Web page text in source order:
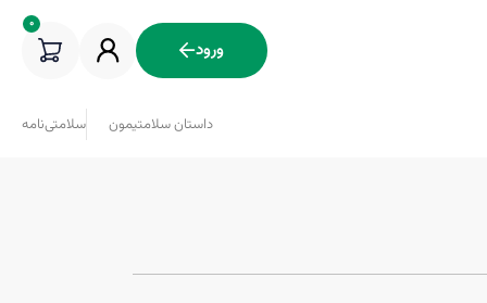
ورود
0
داستان سلامتیمون سلامتی‌نامه